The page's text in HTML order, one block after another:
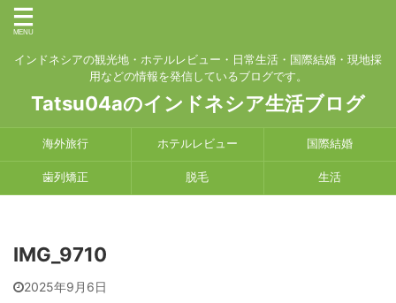
インドネシアの観光地・ホテルレビュー・日常生活・国際結婚・現地採
用などの情報を発信しているブログです。
Tatsu04aのインドネシア生活ブログ
海外旅行 ホテルレビュー 国際結婚
歯列矯正 脱毛 生活
IMG_9710
2025年9月6日